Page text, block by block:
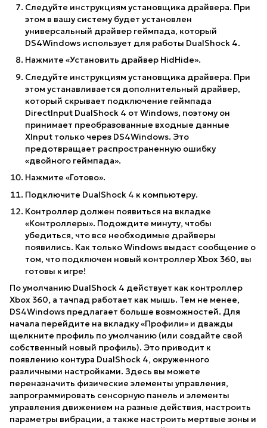
Следуйте инструкциям установщика драйвера. При
этом в вашу систему будет установлен
универсальный драйвер геймпада, который
DS4Windows использует для работы DualShock 4.
Нажмите «Установить драйвер HidHide».
Следуйте инструкциям установщика драйвера. При
этом устанавливается дополнительный драйвер,
который скрывает подключение геймпада
DirectInput DualShock 4 от Windows, поэтому он
принимает преобразованные входные данные
XInput только через DS4Windows. Это
предотвращает распространенную ошибку
«двойного геймпада».
Нажмите «Готово».
Подключите DualShock 4 к компьютеру.
Контроллер должен появиться на вкладке
«Контроллеры». Подождите минуту, чтобы
убедиться, что все необходимые драйверы
появились. Как только Windows выдаст сообщение о
том, что подключен новый контроллер Xbox 360, вы
готовы к игре!
По умолчанию DualShock 4 действует как контроллер
Xbox 360, а тачпад работает как мышь. Тем не менее,
DS4Windows предлагает больше возможностей. Для
начала перейдите на вкладку «Профили» и дважды
щелкните профиль по умолчанию (или создайте свой
собственный новый профиль). Это приводит к
появлению контура DualShock 4, окруженного
различными настройками. Здесь вы можете
переназначить физические элементы управления,
запрограммировать сенсорную панель и элементы
управления движением на разные действия, настроить
параметры вибрации, а также настроить мертвые зоны и